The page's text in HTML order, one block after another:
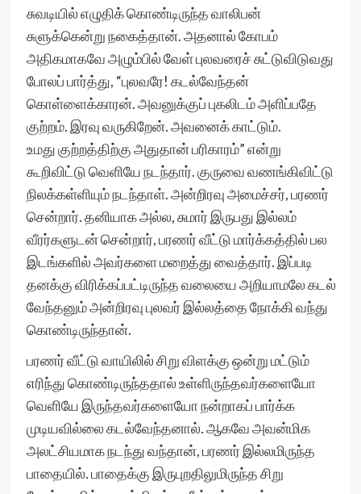
சுவடியில் எழுதிக் கொண்டிருந்த வாலிபன்
சுளுக்கென்று நகைத்தான். அதனால் கோபம்
அதிகமாகவே அழும்பில் வேள் புலவரைச் சுட்டுவிடுவது
போலப் பார்த்து, “புலவரே! கடல்வேந்தன்
கொள்ளைக்காரன். அவனுக்குப் புகலிடம் அளிப்பதே
குற்றம். இரவு வருகிறேன். அவனைக் காட்டும்.
உமது குற்றத்திற்கு அதுதான் பரிகாரம்” என்று
கூறிவிட்டு வெளியே நடந்தார். குருவை வணங்கிவிட்டு
நிலக்கள்ளியும் நடந்தாள். அன்றிரவு அமைச்சர், பரணர்
சென்றார். தனியாக அல்ல, சுமார் இருபது இல்லம்
வீரர்களுடன் சென்றார், பரணர் வீட்டு மார்க்கத்தில் பல
இடங்களில் அவர்களை மறைத்து வைத்தார். இப்படி
தனக்கு விரிக்கப்பட்டிருந்த வலையை அறியாமலே கடல்
வேந்தனும் அன்றிரவு புலவர் இல்லத்தை நோக்கி வந்து
கொண்டிருந்தான்.
பரணர் வீட்டு வாயிலில் சிறு விளக்கு ஒன்று மட்டும்
எரிந்து கொண்டிருந்ததால் உள்ளிருந்தவர்களையோ
வெளியே இருந்தவர்களையோ நன்றாகப் பார்க்க
முடியவில்லை கடல்வேந்தனால். ஆகவே அவன்மிக
அலட்சியமாக நடந்து வந்தான், பரணர் இல்லமிருந்த
பாதையில். பாதைக்கு இருபுறதிலுமிருந்த சிறு